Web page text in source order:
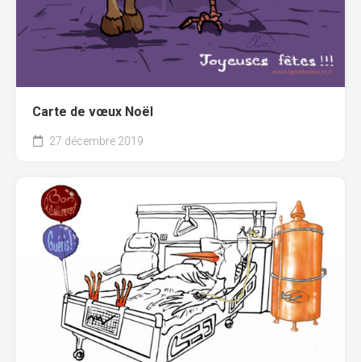
Carte de vœux Noël
27 décembre 2019